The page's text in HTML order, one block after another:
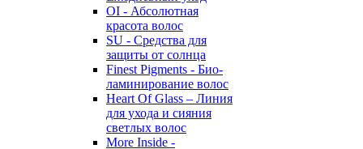
OI - Абсолютная
красота волос
SU - Средства для
защиты от солнца
Finest Pigments - Био-
ламинирование волос
Heart Of Glass – Линия
для ухода и сияния
светлых волос
More Inside -